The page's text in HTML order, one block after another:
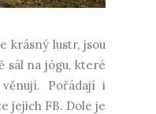
krásný lustr, jsou
sál na jógu, které
Pořádají i
jejich FB. Dole je